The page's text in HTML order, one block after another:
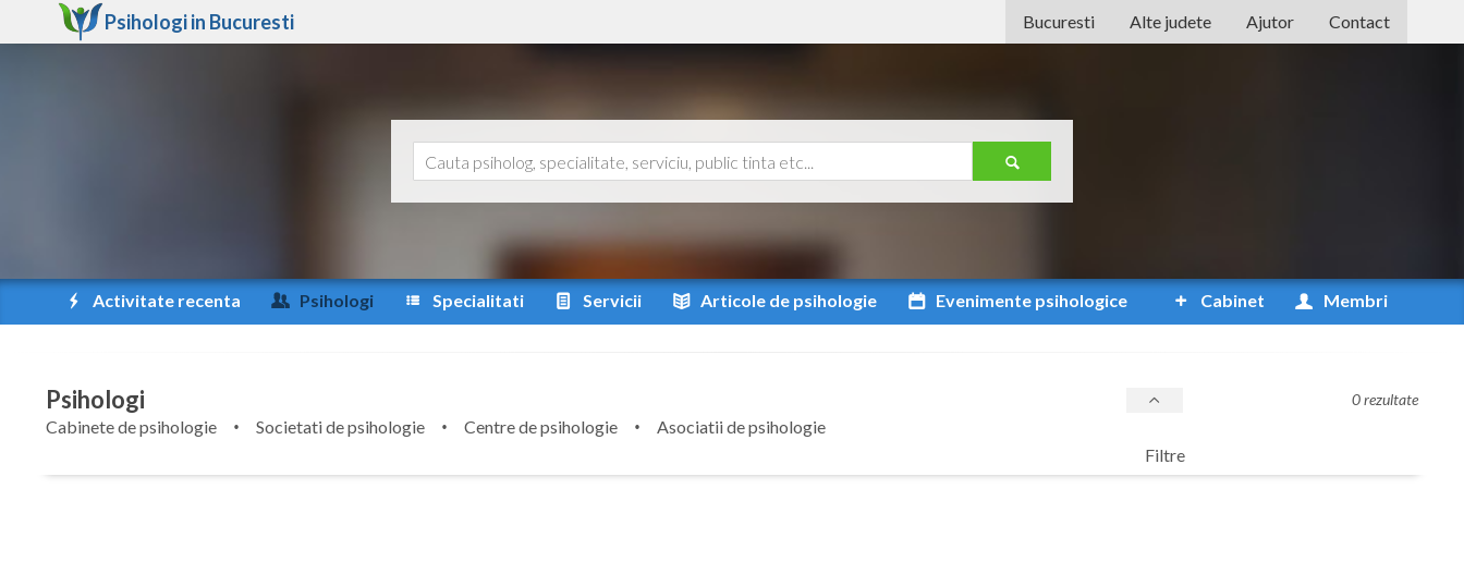
Psihologi in Bucuresti Bucuresti Alte judete
Bistrita-Nasaud
Botosani
Bucuresti
Ajutor Contact
Activitate recenta Psihologi Specialitati Servicii Articole de psihologie Evenimente psihologice Cabinet Membri
Psihologi
Cabinete de psihologie Societati de psihologie Centre de psihologie
Asociatii de psihologie
Filtre
0 rezultate